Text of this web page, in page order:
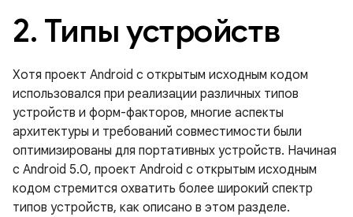
2. Типы устройств
Хотя проект Android с открытым исходным кодом
использовался при реализации различных типов
устройств и форм-факторов, многие аспекты
архитектуры и требований совместимости были
оптимизированы для портативных устройств. Начиная
с Android 5.0, проект Android с открытым исходным
кодом стремится охватить более широкий спектр
типов устройств, как описано в этом разделе.